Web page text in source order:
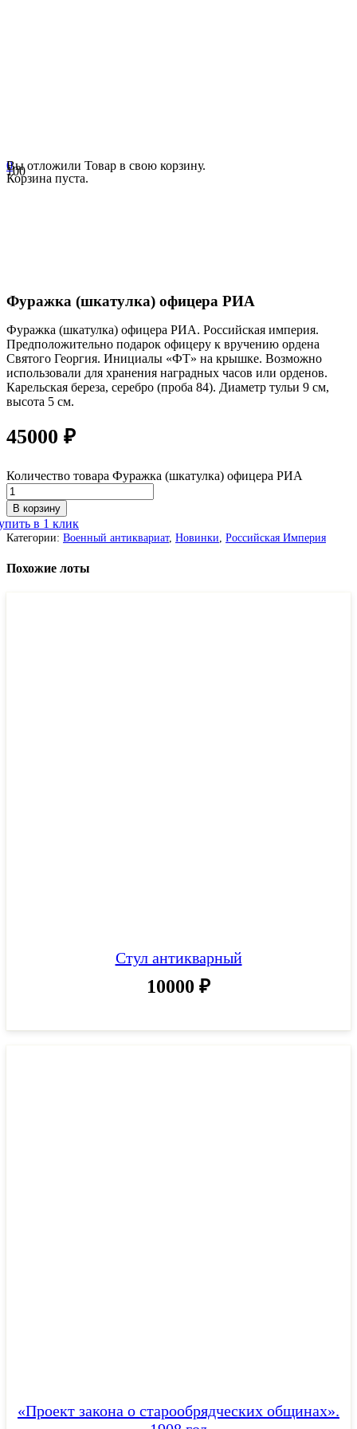
0
Вы отложили Товар в свою корзину.
Корзина пуста.
Фуражка (шкатулка) офицера РИА
Фуражка (шкатулка) офицера РИА. Российская империя.
Предположительно подарок офицеру к вручению ордена
Святого Георгия. Инициалы «ФТ» на крышке. Возможно
использовали для хранения наградных часов или орденов.
Карельская береза, серебро (проба 84). Диаметр тульи 9 см,
высота 5 см.
45000 ₽
Количество товара Фуражка (шкатулка) офицера РИА
В корзину
в 1 клик
Категории: Военный антиквариат, Новинки Российская Империя
Похожие лоты
Стул антикварный
10000 ₽
«Проект закона о старообрядческих общинах».